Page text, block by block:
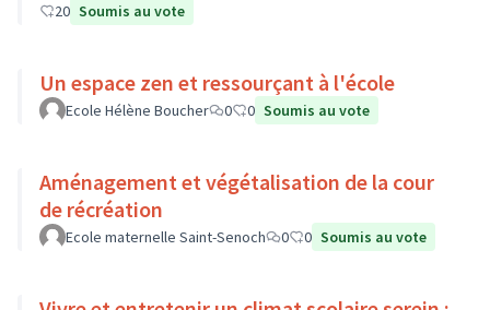
20 Soumis au vote
Un espace zen et ressourçant à l'école
Ecole Hélène Boucher 0 0 Soumis au vote
Aménagement et végétalisation de la cour
de récréation
Ecole maternelle Saint-Senoch 0 0 Soumis au vote